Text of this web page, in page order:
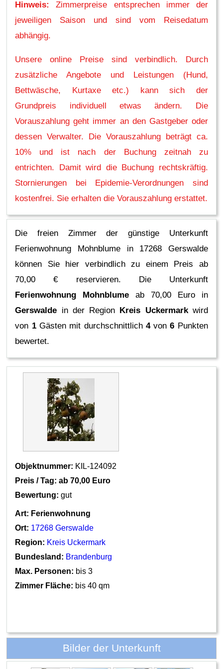
Hinweis:
Zimmerpreise entsprechen immer der
jeweiligen Saison und sind vom Reisedatum
abhängig.
Unsere online Preise sind verbindlich. Durch
zusätzliche Angebote und Leistungen (Hund,
Bettwäsche, Kurtaxe etc.) kann sich der
Grundpreis individuell etwas ändern. Die
Vorauszahlung geht immer an den Gastgeber oder
dessen Verwalter. Die Vorauszahlung beträgt ca.
10% und ist nach der Buchung zeitnah zu
entrichten. Damit wird die Buchung rechtskräftig.
Stornierungen bei Epidemie-Verordnungen sind
kostenfrei. Sie erhalten die Vorauszahlung erstattet.
Die freien Zimmer der günstige Unterkunft
Ferienwohnung Mohnblume in 17268 Gerswalde
können Sie hier verbindlich zu einem Preis ab
70,00 € reservieren. Die Unterkunft
Ferienwohnung Mohnblume ab 70,00 Euro in
Gerswalde in der Region Kreis Uckermarkwird
von 1Gästen mit durchschnittlich 4von6 Punkten
bewertet.
Objektnummer: KIL-124092
Preis / Tag: ab 70,00 Euro
Bewertung: gut
Art: Ferienwohnung
Ort: 17268 Gerswalde
Region: Kreis Uckermark
Bundesland: Brandenburg
Max. Personen: bis 3
Zimmer Fläche: bis 40 qm
Bilder der Unterkunft